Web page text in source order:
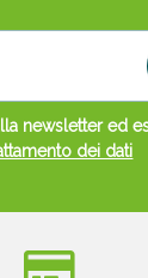
newsletter ed
dei dati